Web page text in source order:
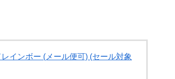
インボー (メール便可) (セール対象